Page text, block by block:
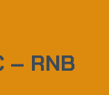
– RNB